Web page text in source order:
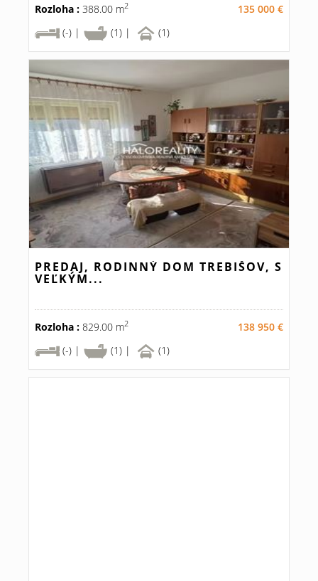
Rozloha : 388.00 m2
135 000 €
(-) |
(1) | (1)
PREDAJ, RODINNÝ DOM TREBIŠOV, S
VEĽKÝM...
Rozloha : 829.00 m2
138 950 €
(-) |
(1) | (1)